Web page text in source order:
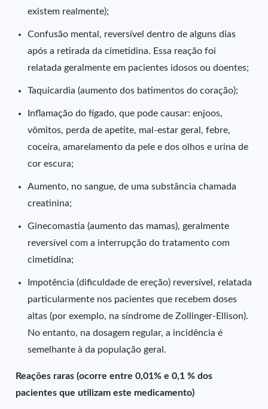
existem realmente);
Confusão mental, reversível dentro de alguns dias
após a retirada da cimetidina. Essa reação foi
relatada geralmente em pacientes idosos ou doentes;
Taquicardia (aumento dos batimentos do coração);
Inflamação do fígado, que pode causar: enjoos,
vômitos, perda de apetite, mal-estar geral, febre,
coceira, amarelamento da pele e dos olhos e urina de
cor escura;
Aumento, no sangue, de uma substância chamada
creatinina;
Ginecomastia (aumento das mamas), geralmente
reversível com a interrupção do tratamento com
cimetidina;
Impotência (dificuldade de ereção) reversível, relatada
particularmente nos pacientes que recebem doses
altas (por exemplo, na síndrome de Zollinger-Ellison).
No entanto, na dosagem regular, a incidência é
semelhante à da população geral.
Reações raras (ocorre entre 0,01% e 0,1 % dos
pacientes que utilizam este medicamento)